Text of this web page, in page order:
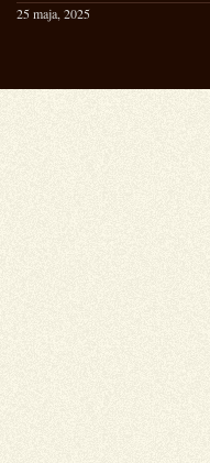
25 maja, 2025